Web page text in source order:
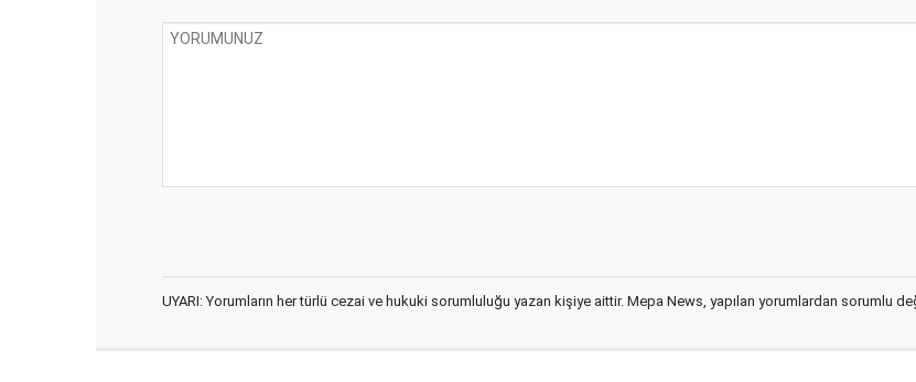
UYARI: Yorumların her türlü cezai ve hukuki sorumluluğu yazan kişiye aittir. Mepa News, yapılan yorumlardan sorumlu